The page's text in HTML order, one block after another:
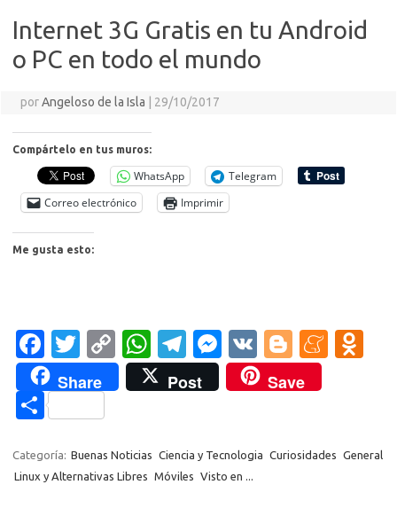
ik
ti
r
Internet 3G Gratis en tu Android
o PC en todo el mundo
porAngeloso de la Isla 29/10/2017
Compártelo en tus muros:
WhatsApp
Telegram
Correo electrónico
Imprimir
Me gusta esto:
Fa
c
e
b
o
o
T
w
it
te
r
C
o
p
Li
n
W
h
at
A
p
T
el
e
a
m
M
es
se
g
er
V
K
Bl
o
g
er
M
a
kl
Share Post Save
C
m
p
Categoría: Buenas Noticias Ciencia y Tecnologia Curiosidades General
Linux y Alternativas Libres Móviles Visto en ...